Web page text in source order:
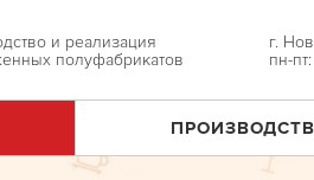
и реализация
полуфабрикатов
г.
пн-